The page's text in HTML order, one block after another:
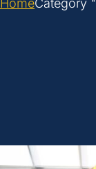
HomeCategory